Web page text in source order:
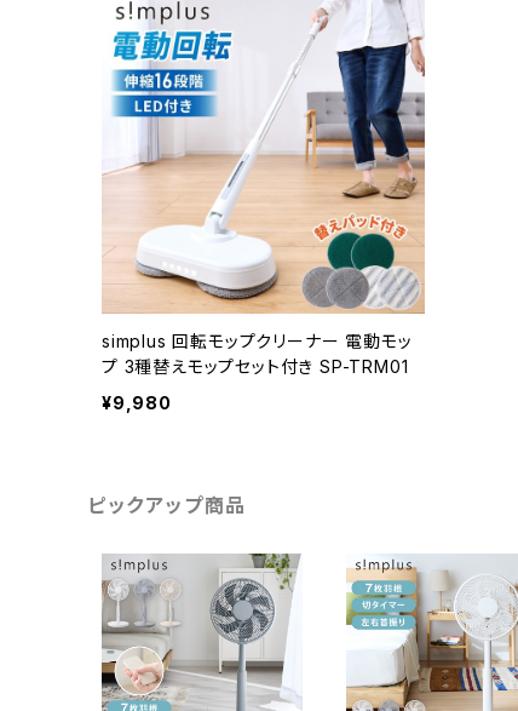
simplus 回転モップクリーナー 電動モッ
プ 3種替えモップセット付き SP-TRM01
¥9,980
ピックアップ商品